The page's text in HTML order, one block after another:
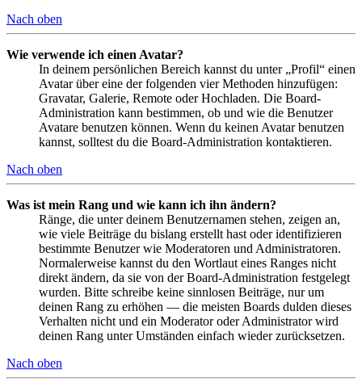
Nach oben
Wie verwende ich einen Avatar?
In deinem persönlichen Bereich kannst du unter „Profil“ einen
Avatar über eine der folgenden vier Methoden hinzufügen:
Gravatar, Galerie, Remote oder Hochladen. Die Board-
Administration kann bestimmen, ob und wie die Benutzer
Avatare benutzen können. Wenn du keinen Avatar benutzen
kannst, solltest du die Board-Administration kontaktieren.
Nach oben
Was ist mein Rang und wie kann ich ihn ändern?
Ränge, die unter deinem Benutzernamen stehen, zeigen an,
wie viele Beiträge du bislang erstellt hast oder identifizieren
bestimmte Benutzer wie Moderatoren und Administratoren.
Normalerweise kannst du den Wortlaut eines Ranges nicht
direkt ändern, da sie von der Board-Administration festgelegt
wurden. Bitte schreibe keine sinnlosen Beiträge, nur um
deinen Rang zu erhöhen — die meisten Boards dulden dieses
Verhalten nicht und ein Moderator oder Administrator wird
deinen Rang unter Umständen einfach wieder zurücksetzen.
Nach oben